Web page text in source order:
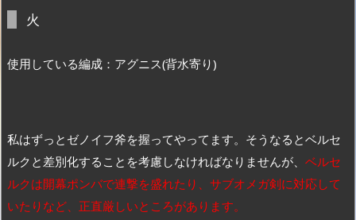
火
使用している編成：アグニス(背水寄り)
私はずっとゼノイフ斧を握ってやってます。そうなるとベルセ
ルクと差別化することを考慮しなければなりませんが、 ベルセ
ルクは開幕ポンバで連撃を盛れたり、サブオメガ剣に対応して
いたりなど、正直厳しいところがあります。